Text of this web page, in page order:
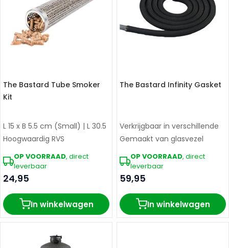
The Bastard Tube Smoker
Kit
L 15 x B 5.5 cm (Small) | L 30.5
x B 5.5 cm (Large)
Hoogwaardig RVS
OP VOORRAAD, direct
leverbaar
24,95
In winkelwagen
The Bastard Infinity Gasket
Verkrijgbaar in verschillende
afmetingen
Gemaakt van glasvezel
OP VOORRAAD, direct
leverbaar
59,95
In winkelwagen